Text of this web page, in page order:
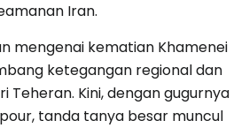
Iran.
mengenai kematian Khamenei
ketegangan regional dan
Teheran. Kini, dengan gugurnya
tanda tanya besar muncul